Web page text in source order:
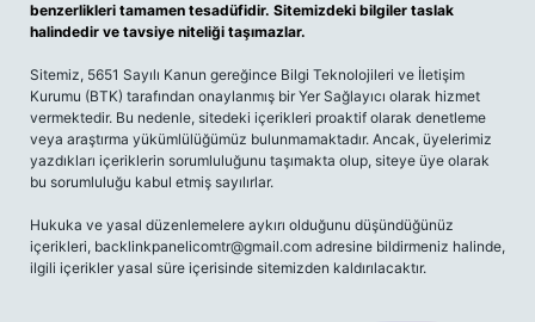
benzerlikleri tamamen tesadüfidir. Sitemizdeki bilgiler taslak
halindedir ve tavsiye niteliği taşımazlar.
Sitemiz, 5651 Sayılı Kanun gereğince Bilgi Teknolojileri ve İletişim
Kurumu (BTK) tarafından onaylanmış bir Yer Sağlayıcı olarak hizmet
vermektedir. Bu nedenle, sitedeki içerikleri proaktif olarak denetleme
veya araştırma yükümlülüğümüz bulunmamaktadır. Ancak, üyelerimiz
yazdıkları içeriklerin sorumluluğunu taşımakta olup, siteye üye olarak
bu sorumluluğu kabul etmiş sayılırlar.
Hukuka ve yasal düzenlemelere aykırı olduğunu düşündüğünüz
içerikleri, backlinkpanelicomtr@gmail.com adresine bildirmeniz halinde,
ilgili içerikler yasal süre içerisinde sitemizden kaldırılacaktır.